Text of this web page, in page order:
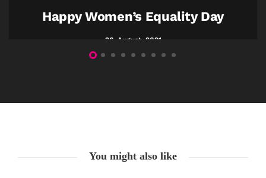
Happy Women’s Equality Day
26. August. 2021
You might also like